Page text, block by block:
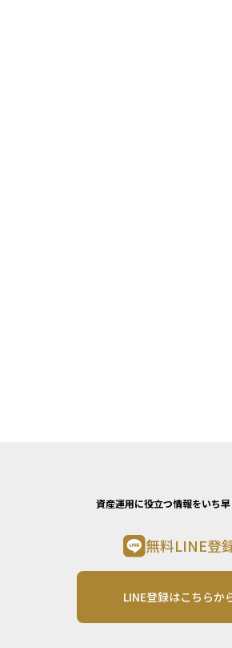
資産運用に役立つ情報をいち
無料LINE登
LINE登録はこちらか